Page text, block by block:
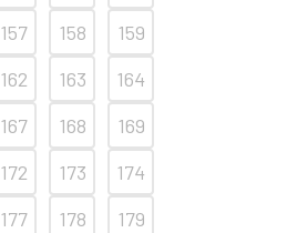
157 158
159
162 163
164
167 168
169
172 173
174
177 178
179